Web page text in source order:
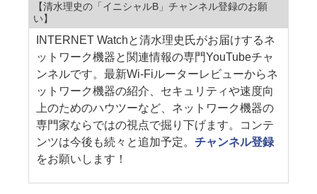
【清水理史の「イニシャルB」チャンネル登録のお願
い】
INTERNET Watchと清水理史氏がお届けするネ
ットワーク機器と関連情報の専門YouTubeチャ
ンネルです。最新Wi-Fiルーターレビューからネ
ットワーク機器の紹介、セキュリティや速度向
上のためのハウツーなど、ネットワーク機器の
専門家ならではの視点で掘り下げます。コンテ
ンツは今後も続々と追加予定。チャンネル登録
をお願いします！